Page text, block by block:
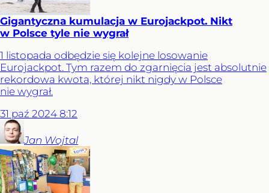
Gigantyczna kumulacja w Eurojackpot. Nikt
w Polsce tyle nie wygrał
1 listopada odbędzie się kolejne losowanie
Eurojackpot. Tym razem do zgarnięcia jest absolutnie
rekordowa kwota, której nikt nigdy w Polsce
nie wygrał.
31 paź 2024 8:12
Jan Wojtal